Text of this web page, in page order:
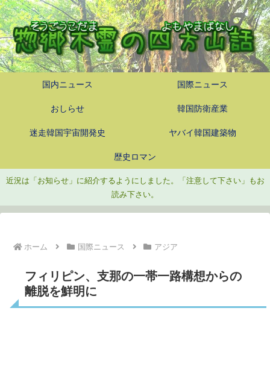
国内ニュース 国際ニュース
おしらせ 韓国防衛産業
迷走韓国宇宙開発史 ヤバイ韓国建築物
歴史ロマン
近況は「お知らせ」に紹介するようにしました。「注意して下さい」もお
読み下さい。
ホーム 国際ニュース アジア
フィリピン、支那の一帯一路構想からの
離脱を鮮明に